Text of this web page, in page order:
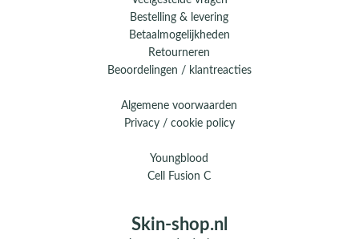
Bestelling & levering
Betaalmogelijkheden
Retourneren
Beoordelingen / klantreacties
Algemene voorwaarden
Privacy / cookie policy
Youngblood
Cell Fusion C
Skin-shop.nl